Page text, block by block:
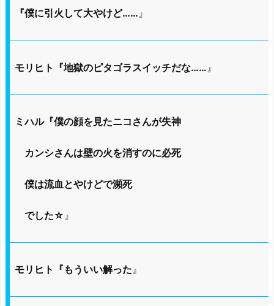
『僕に引火して大やけど……』
モリヒト『地獄のピタゴラスイッチだな…… 』
ミハル『僕の顔を見たニコさんが失神
カンシさんは壁の火を消すのに必死
僕は流血とやけどで瀕死
でした☆ 』
モリヒト『もういい解った』